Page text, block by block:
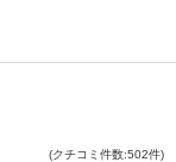
(クチコミ件数:502件)